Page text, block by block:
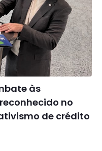
às
no
de crédito